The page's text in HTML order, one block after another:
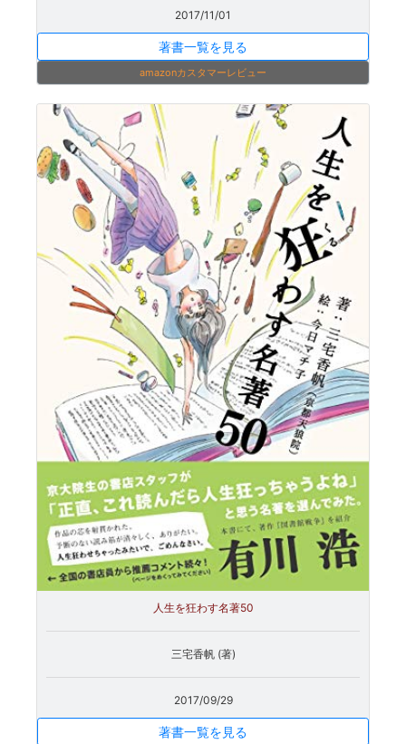
2017/11/01
著書一覧を見る
amazonカスタマーレビュー
人生を狂わす名著50
三宅香帆 (著)
2017/09/29
著書一覧を見る